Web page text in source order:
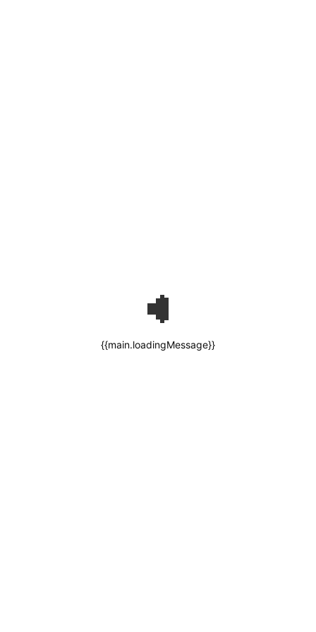
{{main.loadingMessage}}